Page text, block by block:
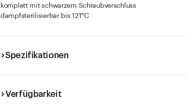
komplett mit schwarzem Schraubverschluss
dampfsterilisierbar bis 121°C
Spezifikationen
Verfügbarkeit